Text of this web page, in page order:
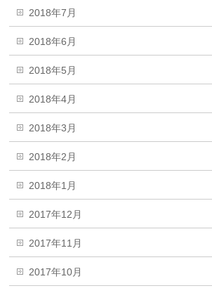
2018年7月
2018年6月
2018年5月
2018年4月
2018年3月
2018年2月
2018年1月
2017年12月
2017年11月
2017年10月